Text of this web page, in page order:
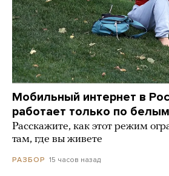
Мобильный интернет в
работает только по
Расскажите, как этот режим
там, где вы живете
РАЗБОР 15 часов назад